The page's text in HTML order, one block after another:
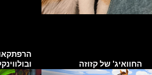
החוואיג' של קזוזה